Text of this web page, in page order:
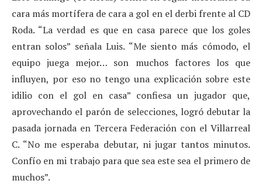
cara más mortífera de cara a gol en el derbi frente al CD
Roda. “La verdad es que en casa parece que los goles
entran solos” señala Luis. “Me siento más cómodo, el
equipo juega mejor… son muchos factores los que
influyen, por eso no tengo una explicación sobre este
idilio con el gol en casa” confiesa un jugador que,
aprovechando el parón de selecciones, logró debutar la
pasada jornada en Tercera Federación con el Villarreal
C. “No me esperaba debutar, ni jugar tantos minutos.
Confío en mi trabajo para que sea este sea el primero de
muchos”.